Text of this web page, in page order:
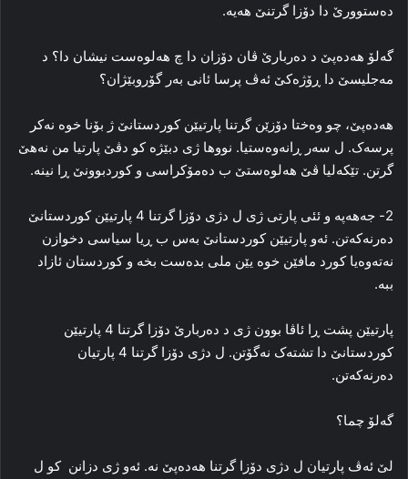
دەستوورێ دا‌ دۆزا گرتنێ هه‌یه‌.
گه‌لۆ هەدەپێ د ده‌ربارێ ڤان دۆزان دا‌ چ هه‌لوه‌ست نیشان دا؟ د
مه‌جلیسێ دا ڕۆژه‌کێ ئه‌ڤ پرسا ئانی بەر گۆروبێژان؟
هەدەپێ، چو وه‌ختا دۆزێن گرتنا پارتیێن کوردستانێ ژ بۆنا خوه‌ نه‌کر
پرسه‌ک. ل سه‌ر ڕانه‌وه‌ستیا. نووها ژی دبێژه‌ کو دڤێ پارتیا من نەھێ
گرتن. تێكەلیا ڤێ هه‌لوه‌ستێ ب ده‌مۆکراسی و کوردبوونێ ڕا‌ نینە.
2- جەهەپە و ئئی پارتی ژی ل دژی دۆزا گرتنا 4 پارتیێن کوردستانێ
ده‌رنه‌که‌تن. ئه‌و پارتیێن کوردستانێ به‌س ب ڕیا سیاسی دخوازن
نه‌ته‌وه‌یا کورد مافێن خوه‌ یێن ملی بدەست بخە و کوردستان ئازاد
ببه‌.
پارتیێن پشت ڕا ئاڤا بوون ژی د ده‌ربارێ دۆزا گرتنا 4 پارتیێن
کوردستانێ دا‌ تشته‌ک نه‌گۆتن. ل دژی دۆزا گرتنا 4 پارتیان
ده‌رنه‌که‌تن.
گه‌لۆ چما؟
لێ ئه‌ڤ پارتیان ل دژی دۆزا گرتنا ھەدەپێ نه‌. ئه‌و ژی دزانن کو ل